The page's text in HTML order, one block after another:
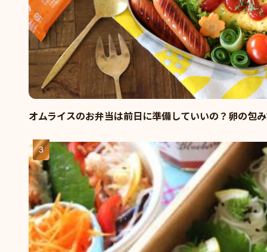
オムライスのお弁当は前日に準備していいの？卵の包